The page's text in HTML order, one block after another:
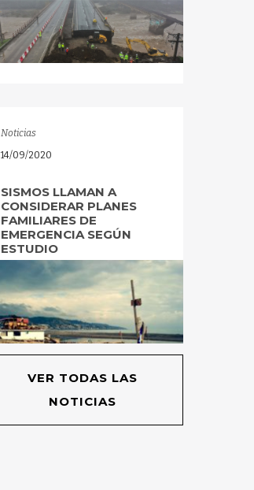
Noticias
14/09/2020
SISMOS LLAMAN A
CONSIDERAR PLANES
FAMILIARES DE
EMERGENCIA SEGÚN
ESTUDIO
VER TODAS LAS
NOTICIAS